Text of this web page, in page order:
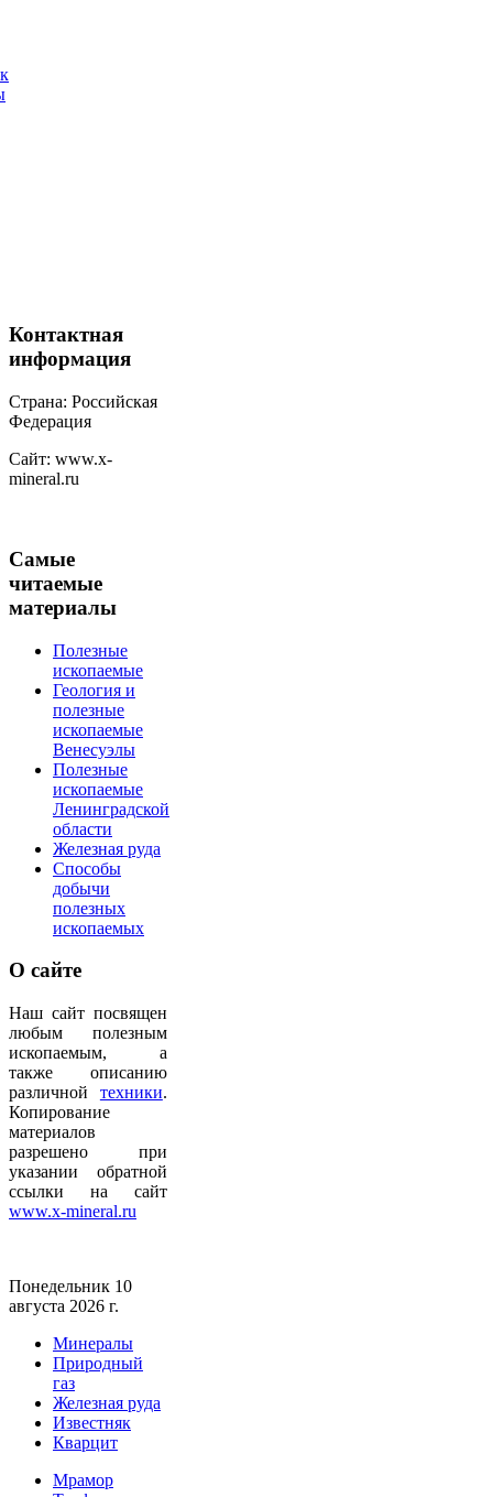
Контактная
информация
Страна: Российская
Федерация
Сайт: www.x-
mineral.ru
Самые
читаемые
материалы
Полезные
ископаемые
Геология и
полезные
ископаемые
Венесуэлы
Полезные
ископаемые
Ленинградской
области
Железная руда
Способы
добычи
полезных
ископаемых
О сайте
Наш сайт посвящен
любым полезным
ископаемым, а
также описанию
различной техники.
Копирование
материалов
разрешено при
указании обратной
ссылки на сайт
www.x-mineral.ru
Понедельник 10
августа 2026 г.
Минералы
Природный
газ
Железная руда
Известняк
Кварцит
Мрамор